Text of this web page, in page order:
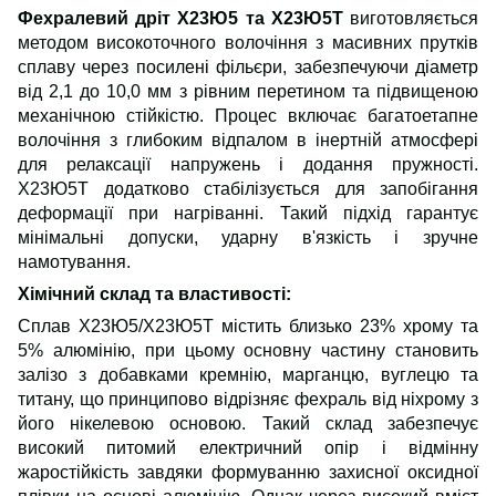
Фехралевий дріт Х23Ю5 та Х23Ю5Твиготовляється
методом високоточного волочіння з масивних прутків
сплаву через посилені фільєри, забезпечуючи діаметр
від 2,1 до 10,0 мм з рівним перетином та підвищеною
механічною стійкістю. Процес включає багатоетапне
волочіння з глибоким відпалом в інертній атмосфері
для релаксації напружень і додання пружності.
Х23Ю5Т додатково стабілізується для запобігання
деформації при нагріванні. Такий підхід гарантує
мінімальні допуски, ударну в'язкість і зручне
намотування.
Хімічний склад та властивості:
Сплав Х23Ю5/Х23Ю5Т містить близько 23% хрому та
5% алюмінію, при цьому основну частину становить
залізо з добавками кремнію, марганцю, вуглецю та
титану, що принципово відрізняє фехраль від ніхрому з
його нікелевою основою. Такий склад забезпечує
високий питомий електричний опір і відмінну
жаростійкість завдяки формуванню захисної оксидної